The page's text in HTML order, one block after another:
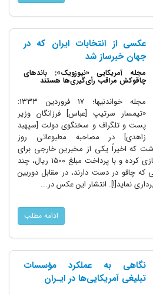
عکسی از انتخابات ایران که در
جهان خبرساز شد
مجله آمریکایی «نیوزویک»: باندهای
چاقوکش مراقب رأی‌گیری‌ها هستند
مجله خواندنیها؛ ۱۷ فروردین ۱۳۳۳:
«تیمسار سرتیپ [عباس] فرزانگان وزیر
پست و تلگراف و سخنگوی دولت [سپهبد
زاهدی] در مصاحبه مطبوعاتی روز
که اخیراً یکی از مخبرین خارجی برای
تهیه عکس مبادرت به صحنه‌سازی کرده و با پرداخت مبلغ ۱۵۰۰ ریال، چند
چاقو در دست دارند، در مقابل دوربین
نماید[!]. انتشار این عکس در...
ادامه مطلب
نگاهی به عملکرد مؤسسات
تبلیغی آمریکایی‌ها‌ در‌ ایـران‌